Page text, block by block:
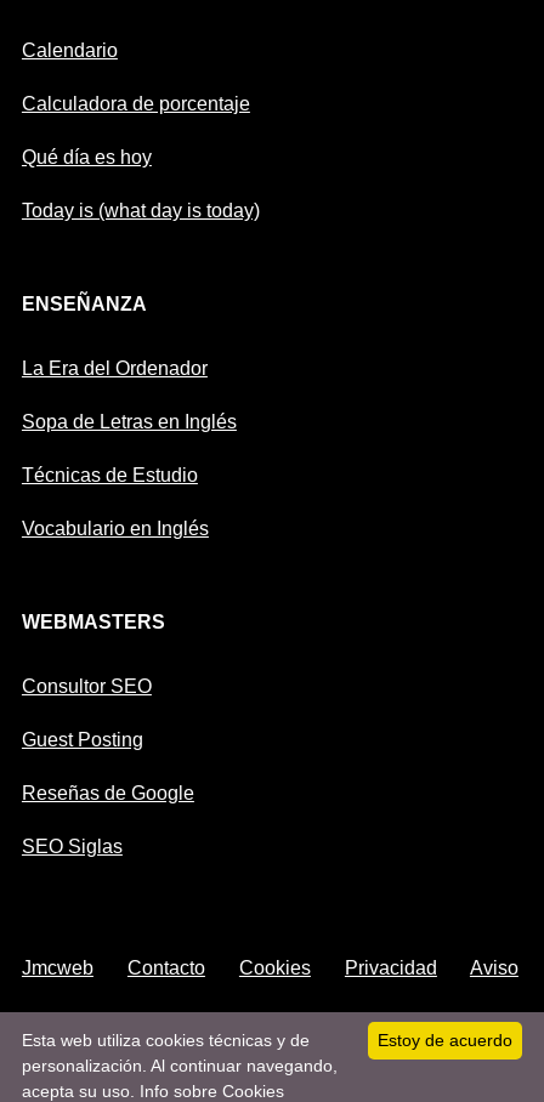
Calendario
Calculadora de porcentaje
Qué día es hoy
Today is (what day is today)
ENSEÑANZA
La Era del Ordenador
Sopa de Letras en Inglés
Técnicas de Estudio
Vocabulario en Inglés
WEBMASTERS
Consultor SEO
Guest Posting
Reseñas de Google
SEO Siglas
Jmcweb Contacto Cookies Privacidad Aviso
Facebook
Pinterest
Estoy de acuerdo
Esta web utiliza cookies técnicas y de
personalización. Al continuar navegando,
acepta su uso. Info sobre Cookies